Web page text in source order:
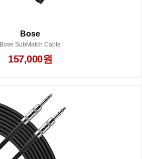
Bose
Bose SubMatch Cable
157,000원